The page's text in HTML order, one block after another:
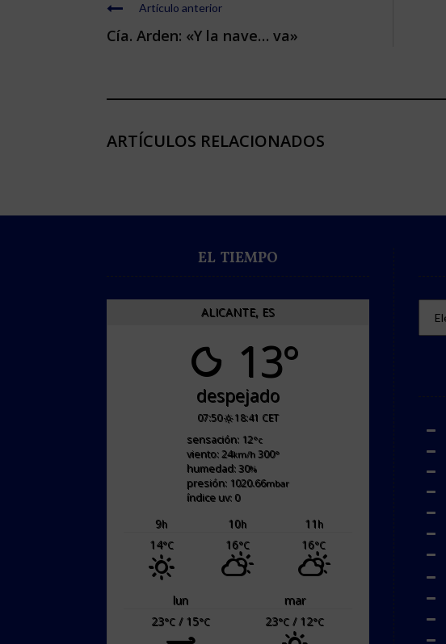
Artículo anterior
Cía. Arden: «Y la nave… va»
ARTÍCULOS RELACIONADOS
EL TIEMPO
ALICANTE, ES
13°
despejado
07:50 18:41 CET
sensación: 12°c
viento: 24km/h 300°
humedad: 30%
presión: 1020.66mbar
índice uv: 0
9h 10h 11h
14°C 16°C 16°C
lun
mar
23°C/ 15°C 23°C / 12°C